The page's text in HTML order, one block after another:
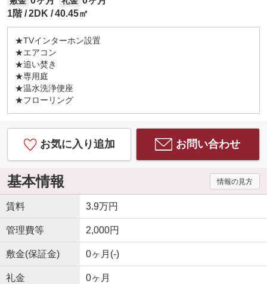
1階 2DK 40.45㎡
★TVインターホン設置
★エアコン
★追い焚き
★専用庭
★温水洗浄便座
★フローリング
お気に入り追加 お問い合わせ
基本情報 情報の見方
賃料 3.9万円
管理費等 2,000円
敷金(保証金) 0ヶ月(-)
礼金 0ヶ月